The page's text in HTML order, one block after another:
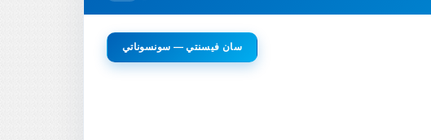
سان فيسنتي — سونسوناتي